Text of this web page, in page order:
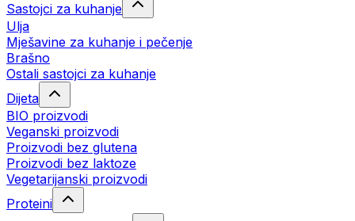
Sastojci za kuhanje
Ulja
Mješavine za kuhanje i pečenje
Brašno
Ostali sastojci za kuhanje
Dijeta
BIO proizvodi
Veganski proizvodi
Proizvodi bez glutena
Proizvodi bez laktoze
Vegetarijanski proizvodi
Proteini